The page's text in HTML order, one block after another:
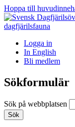
Hoppa till
Logga in
In English
Bli medlem
Sökformulär
Sök på webbplatsen